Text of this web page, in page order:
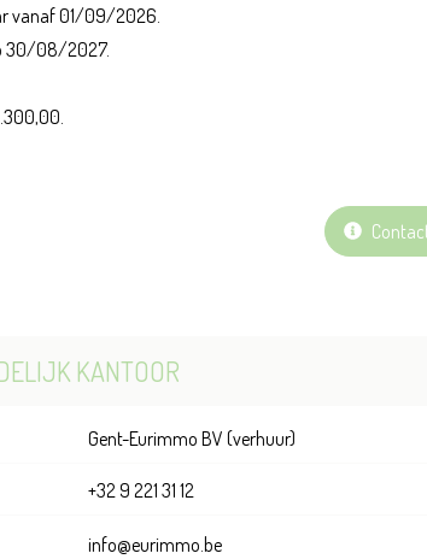
vanaf 01/09/2026.
30/08/2027.
KANTOOR
Gent-Eurimmo BV (verhuur)
+32 9 221 31 12
info@eurimmo.be